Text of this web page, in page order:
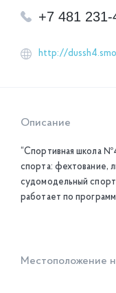
+7 481 231-
http://
Описание
“Спортивная школа
спорта: фехтование,
судомодельный
работает по
Местоположение